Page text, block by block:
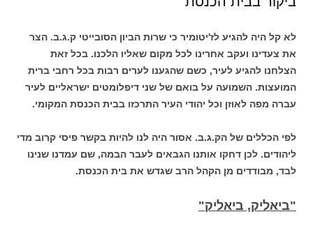
לא קל היה להגיע לז'יטומיר כי שרות הביון הסובייטי ק.ג.ב. הצר
את צעדינו ועקב אחרינו לכל מקום שאליו הלכנו. בכל זאת
הצלחנו להגיע לעיר, כשם שהגענו לערים רבות בכל רחבי ברית
המועצות. השמועה על בואם של שני דיפלומטים ישראליים לעיר
עברה מפה לאוזן וכל יהודי העיר התרכזו בבית הכנסת המקומי.
לפי הכללים של הק.ג.ב. אסור היה לנו להיות בקשר פיסי קרוב מדי
ליהודים. לכן דחקו אותנו הגבאים לעבר הבמה, שם עמדנו שנינו
לבד, מבודדים מן הקהל הרב שגדש את בית הכנסת.
"ביאליק, ביאליק"